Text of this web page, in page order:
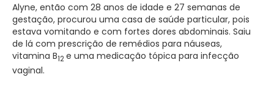
Alyne, então com 28 anos de idade e 27 semanas de
gestação, procurou uma casa de saúde particular, pois
estava vomitando e com fortes dores abdominais. Saiu
de lá com prescrição de remédios para náuseas,
vitamina B12e uma medicação tópica para infecção
vaginal.